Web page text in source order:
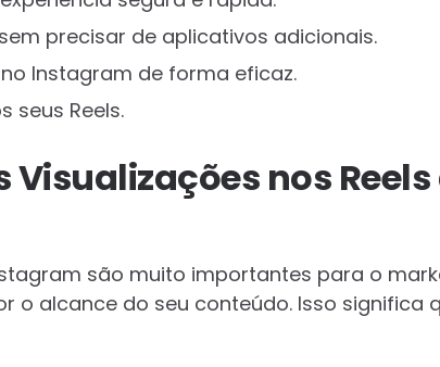
sem precisar de aplicativos adicionais.
Instagram de forma eficaz.
seus Reels.
nos Reels
são muito importantes para o
o alcance do seu conteúdo. Isso significa